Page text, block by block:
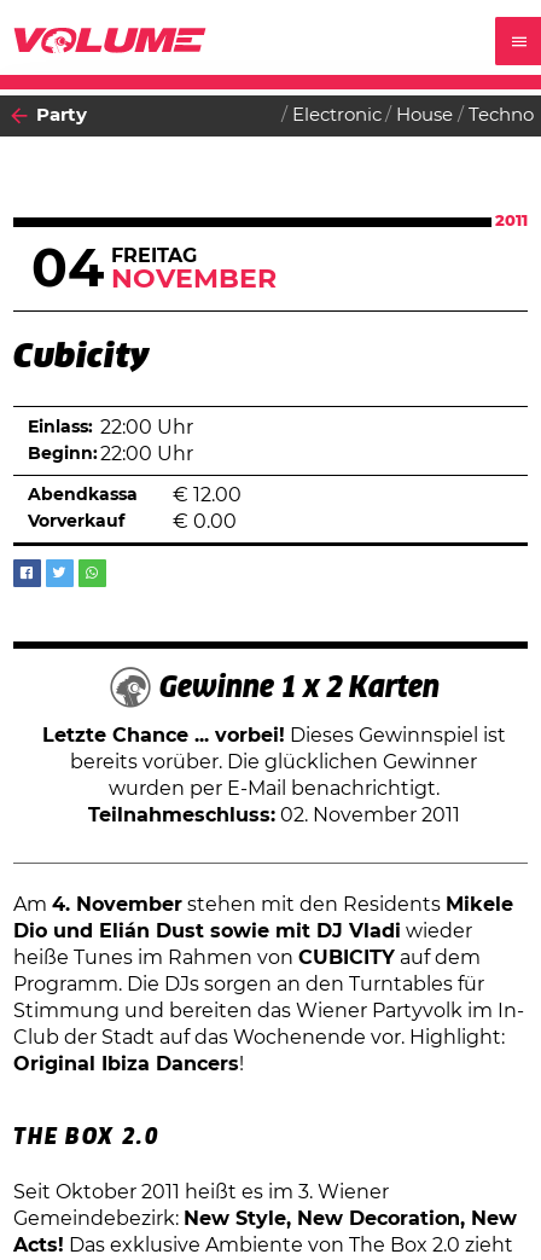
Party Electronic House Techno
2011
04 FREITAG
NOVEMBER
Cubicity
Einlass: 22:00 Uhr
Beginn:22:00 Uhr
Abendkassa € 12.00
Vorverkauf € 0.00
Gewinne 1 x 2 Karten
Letzte Chance ... vorbei! Dieses Gewinnspiel ist
bereits vorüber. Die glücklichen Gewinner
wurden per E-Mail benachrichtigt.
Teilnahmeschluss:02. November 2011
Am4. November stehen mit den Residents Mikele
Dio und Elián Dust sowie mit DJ Vladi wieder
heiße Tunes im Rahmen vonCUBICITY auf dem
Programm. Die DJs sorgen an den Turntables für
Stimmung und bereiten das Wiener Partyvolk im In-
Club der Stadt auf das Wochenende vor. Highlight:
Original Ibiza Dancers!
THE BOX 2.0
Seit Oktober 2011 heißt es im 3.Wiener
Gemeindebezirk: New Style, New Decoration, New
Acts! Das exklusive Ambiente von The Box 2.0 zieht